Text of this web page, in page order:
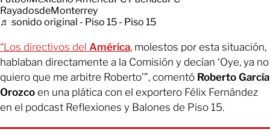
RayadosdeMonterrey
♬ sonido original - Piso 15 - Piso 15
“Los directivos del América, molestos por esta situación,
hablaban directamente a la Comisión y decían ‘Oye, ya no
quiero que me arbitre Roberto’”, comentó Roberto García
Orozco en una plática con el exportero Félix Fernández
en el podcast Reflexiones y Balones de Piso 15.